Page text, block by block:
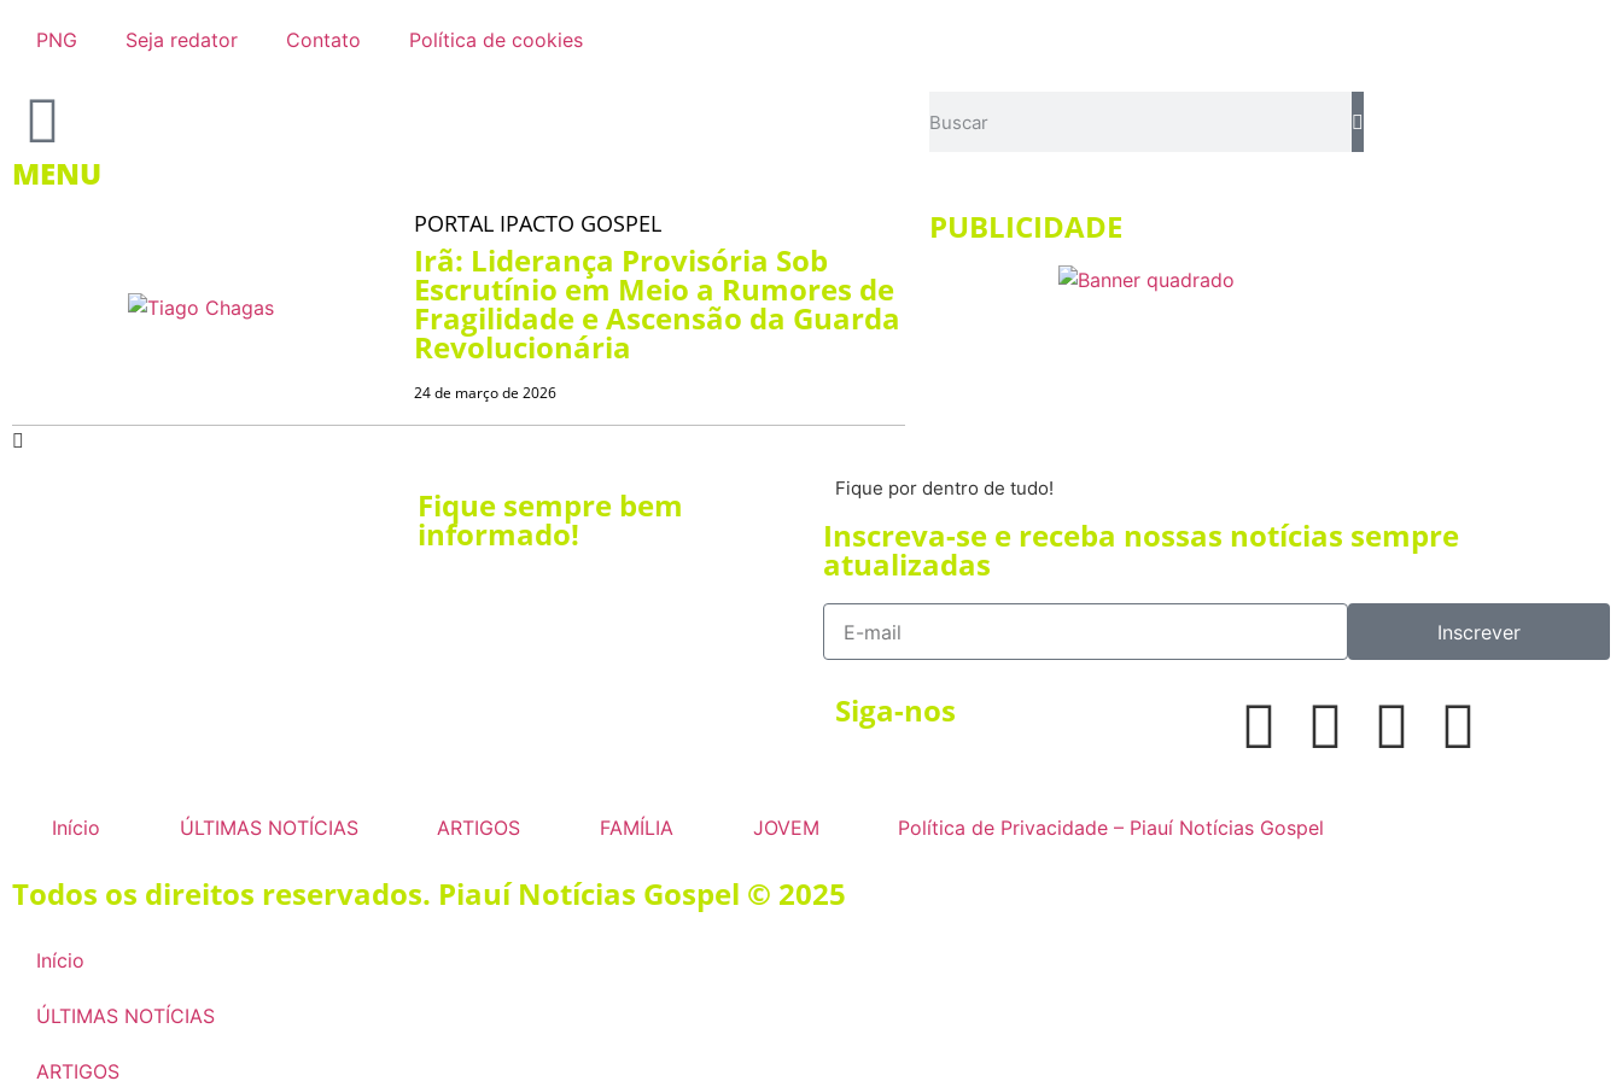
PNG Seja redator Contato Política de cookies
MENU
PORTAL IPACTO GOSPEL
Irã: Liderança Provisória Sob
Escrutínio em Meio a Rumores de
Fragilidade e Ascensão da Guarda
Revolucionária
24 de março de 2026
PUBLICIDADE
Fique sempre bem
informado!
Fique por dentro de tudo!
Inscreva-se e receba nossas notícias sempre
atualizadas
Inscrever
Siga-nos
Início ÚLTIMAS NOTÍCIAS ARTIGOS FAMÍLIA JOVEM Política de Privacidade – Piauí Notícias Gospel
Todos os direitos reservados. Piauí Notícias Gospel © 2025
Início
ÚLTIMAS NOTÍCIAS
ARTIGOS